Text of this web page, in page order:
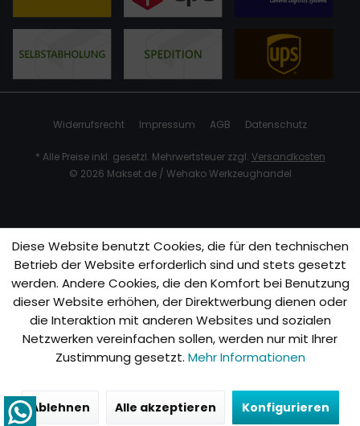
Widerrufsrecht Impressum AGB Datenschutz
* Alle Preise inkl. gesetzl. Mehrwertsteuer zzgl. Versandkosten
© 2026 Makset.de / Wehako Werkzeughandel
Diese Website benutzt Cookies, die für den technischen
Betrieb der Website erforderlich sind und stets gesetzt
werden. Andere Cookies, die den Komfort bei Benutzung
dieser Website erhöhen, der Direktwerbung dienen oder
die Interaktion mit anderen Websites und sozialen
Netzwerken vereinfachen sollen, werden nur mit Ihrer
Zustimmung gesetzt. Mehr Informationen
Ablehnen Alle akzeptieren Konfigurieren